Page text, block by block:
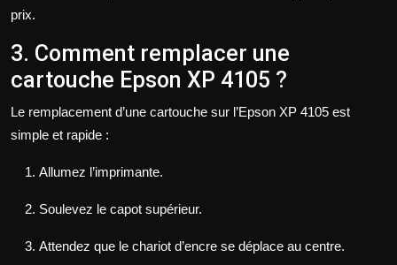
prix.
3. Comment remplacer une
cartouche Epson XP 4105 ?
Le remplacement d’une cartouche sur l’Epson XP 4105 est
simple et rapide :
Allumez l’imprimante.
Soulevez le capot supérieur.
Attendez que le chariot d’encre se déplace au centre.